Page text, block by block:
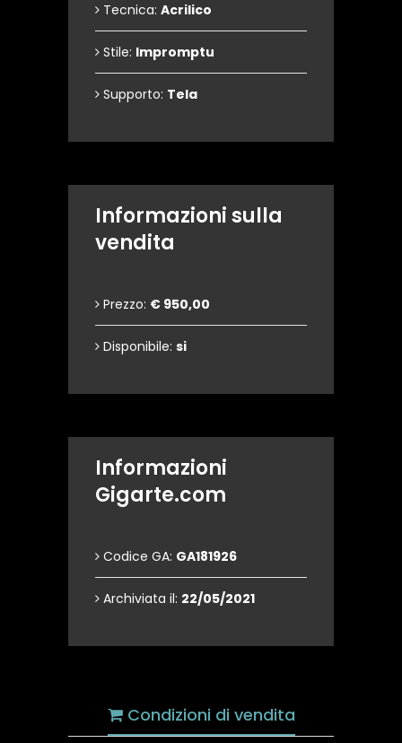
Tecnica: Acrilico
Stile: Impromptu
Supporto: Tela
Informazioni sulla
vendita
Prezzo: € 950,00
Disponibile: si
Informazioni
Gigarte.com
Codice GA: GA181926
Archiviata il: 22/05/2021
Condizioni di vendita